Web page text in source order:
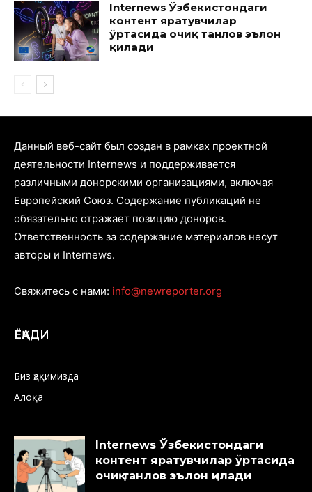
Internews Ўзбекистондаги
контент яратувчилар
ўртасида очиқ танлов эълон
қилади
Данный веб-сайт был создан в рамках проектной
деятельности Internews и поддерживается
различными донорскими организациями, включая
Европейский Союз. Содержание публикаций не
обязательно отражает позицию доноров.
Ответственность за содержание материалов несут
авторы и Internews.
Свяжитесь с нами: info@newreporter.org
ЁҚАДИ
Биз ҳақимизда
Алоқа
Internews Ўзбекистондаги
контент яратувчилар ўртасида
очиқ танлов эълон қилади